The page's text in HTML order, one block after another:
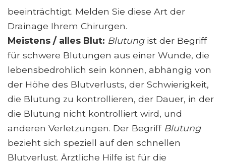
beeinträchtigt. Melden Sie diese Art der
Drainage Ihrem Chirurgen.
Meistens / alles Blut: Blutungist der Begriff
für schwere Blutungen aus einer Wunde, die
lebensbedrohlich sein können, abhängig von
der Höhe des Blutverlusts, der Schwierigkeit,
die Blutung zu kontrollieren, der Dauer, in der
die Blutung nicht kontrolliert wird, und
anderen Verletzungen. Der Begriff Blutung
bezieht sich speziell auf den schnellen
Blutverlust. Ärztliche Hilfe ist für die